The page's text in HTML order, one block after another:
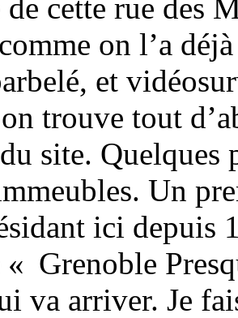
de cette rue des
on l’a
et
trouve tout
site. Quelques
Un
ici depuis
« Grenoble
va arriver. Je